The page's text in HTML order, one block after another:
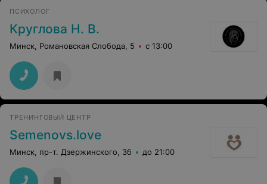
ПСИХОЛОГ
Круглова Н. В.
Минск, Романовская Слобода, 5 с 13:00
ТРЕНИНГОВЫЙ ЦЕНТР
Semenovs.love
Минск, пр-т. Дзержинского, 3б до 21:00